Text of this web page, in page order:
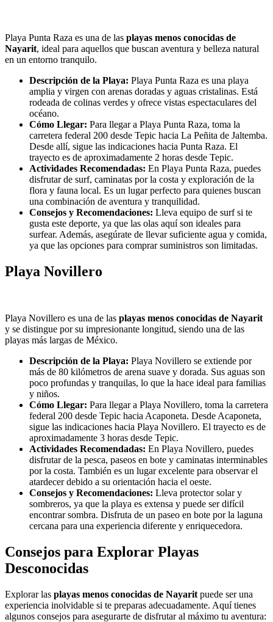
Playa Punta Raza es una de las playas menos conocidas de
Nayarit, ideal para aquellos que buscan aventura y belleza natural
en un entorno tranquilo.
Descripción de la Playa: Playa Punta Raza es una playa
amplia y virgen con arenas doradas y aguas cristalinas. Está
rodeada de colinas verdes y ofrece vistas espectaculares del
océano.
Cómo Llegar: Para llegar a Playa Punta Raza, toma la
carretera federal 200 desde Tepic hacia La Peñita de Jaltemba.
Desde allí, sigue las indicaciones hacia Punta Raza. El
trayecto es de aproximadamente 2 horas desde Tepic.
Actividades Recomendadas: En Playa Punta Raza, puedes
disfrutar de surf, caminatas por la costa y exploración de la
flora y fauna local. Es un lugar perfecto para quienes buscan
una combinación de aventura y tranquilidad.
Consejos y Recomendaciones: Lleva equipo de surf si te
gusta este deporte, ya que las olas aquí son ideales para
surfear. Además, asegúrate de llevar suficiente agua y comida,
ya que las opciones para comprar suministros son limitadas.
Playa Novillero
Playa Novillero es una de las playas menos conocidas de Nayarit
y se distingue por su impresionante longitud, siendo una de las
playas más largas de México.
Descripción de la Playa: Playa Novillero se extiende por
más de 80 kilómetros de arena suave y dorada. Sus aguas son
poco profundas y tranquilas, lo que la hace ideal para familias
y niños.
Cómo Llegar: Para llegar a Playa Novillero, toma la carretera
federal 200 desde Tepic hacia Acaponeta. Desde Acaponeta,
sigue las indicaciones hacia Playa Novillero. El trayecto es de
aproximadamente 3 horas desde Tepic.
Actividades Recomendadas: En Playa Novillero, puedes
disfrutar de la pesca, paseos en bote y caminatas interminables
por la costa. También es un lugar excelente para observar el
atardecer debido a su orientación hacia el oeste.
Consejos y Recomendaciones: Lleva protector solar y
sombreros, ya que la playa es extensa y puede ser difícil
encontrar sombra. Disfruta de un paseo en bote por la laguna
cercana para una experiencia diferente y enriquecedora.
Consejos para Explorar Playas
Desconocidas
Explorar las playas menos conocidas de Nayarit puede ser una
experiencia inolvidable si te preparas adecuadamente. Aquí tienes
algunos consejos para asegurarte de disfrutar al máximo tu aventura: